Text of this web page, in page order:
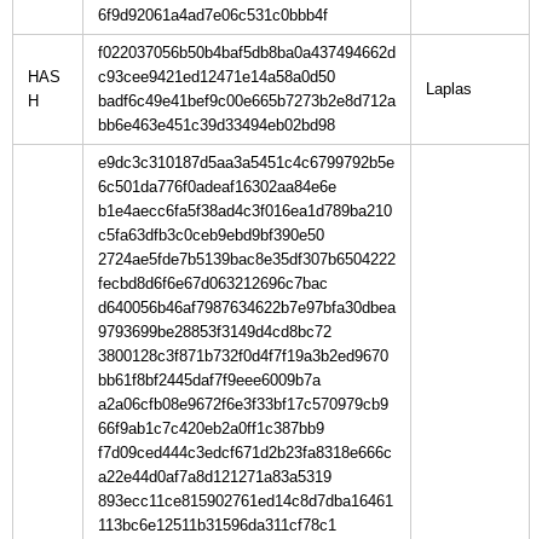
6f9d92061a4ad7e06c531c0bbb4f
HAS
H
f022037056b50b4baf5db8ba0a437494662d
c93cee9421ed12471e14a58a0d50
badf6c49e41bef9c00e665b7273b2e8d712a
bb6e463e451c39d33494eb02bd98
e9dc3c310187d5aa3a5451c4c6799792b5e
6c501da776f0adeaf16302aa84e6e
b1e4aecc6fa5f38ad4c3f016ea1d789ba210
c5fa63dfb3c0ceb9ebd9bf390e50
2724ae5fde7b5139bac8e35df307b6504222
fecbd8d6f6e67d063212696c7bac
d640056b46af7987634622b7e97bfa30dbea
9793699be28853f3149d4cd8bc72
3800128c3f871b732f0d4f7f19a3b2ed9670
bb61f8bf2445daf7f9eee6009b7a
a2a06cfb08e9672f6e3f33bf17c570979cb9
66f9ab1c7c420eb2a0ff1c387bb9
f7d09ced444c3edcf671d2b23fa8318e666c
a22e44d0af7a8d121271a83a5319
893ecc11ce815902761ed14c8d7dba16461
113bc6e12511b31596da311cf78c1